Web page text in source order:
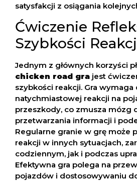
satysfakcji z osiągania
Ćwiczenie
Szybkości
Jednym z głównych korzyści
chicken road gra jest
szybkości reakcji. Gra wymaga
natychmiastowej reakcji na
przeszkody, co zmusza mózg
przetwarzania informacji i
Regularne granie w grę może
reakcji w innych sytuacjach,
codziennym, jak i podczas
Efektywna gra polega na
pojazdów i dostosowywaniu